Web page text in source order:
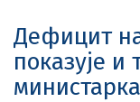
Дефицит
показује и